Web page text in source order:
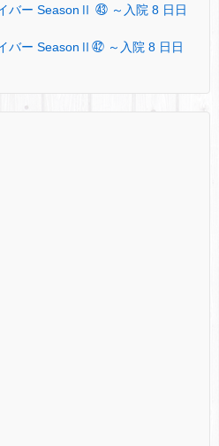
バー SeasonⅡ ㊸ ～入院 8 日日
バー SeasonⅡ㊷ ～入院 8 日日